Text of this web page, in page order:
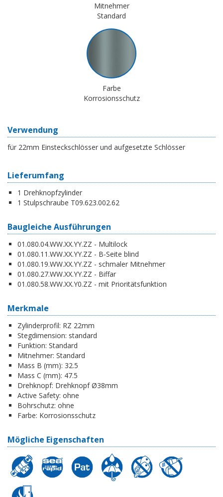
Mitnehmer
Standard
Farbe
Korrosionsschutz
Verwendung
für 22mm Einsteckschlösser und aufgesetzte Schlösser
Lieferumfang
1 Drehknopfzylinder
1 Stulpschraube T09.623.002.62
Baugleiche Ausführungen
01.080.04.WW.XX.YY.ZZ - Multilock
01.080.11.WW.XX.YY.ZZ - B-Seite blind
01.080.19.WW.XX.YY.ZZ - schmaler Mitnehmer
01.080.27.WW.XX.YY.ZZ - Biffar
01.080.58.WW.XX.Y0.ZZ - mit Prioritätsfunktion
Merkmale
Zylinderprofil: RZ 22mm
Stegdimension: standard
Funktion: Standard
Mitnehmer: Standard
Mass B (mm): 32.5
Mass C (mm): 47.5
Drehknopf: Drehknopf Ø38mm
Active Safety: ohne
Bohrschutz: ohne
Farbe: Korrosionsschutz
Mögliche Eigenschaften